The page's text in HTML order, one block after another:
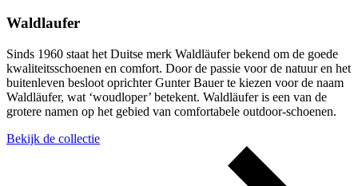
Waldlaufer
Sinds 1960 staat het Duitse merk Waldläufer bekend om de goede
kwaliteitsschoenen en comfort. Door de passie voor de natuur en het
buitenleven besloot oprichter Gunter Bauer te kiezen voor de naam
Waldläufer, wat ‘woudloper’ betekent. Waldläufer is een van de
grotere namen op het gebied van comfortabele outdoor-schoenen.
Bekijk de collectie